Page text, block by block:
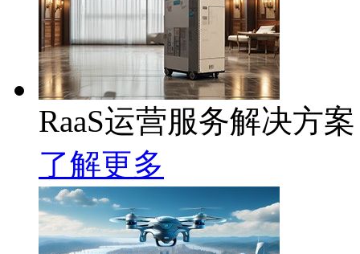
RaaS运营服务解决方案
了解更多